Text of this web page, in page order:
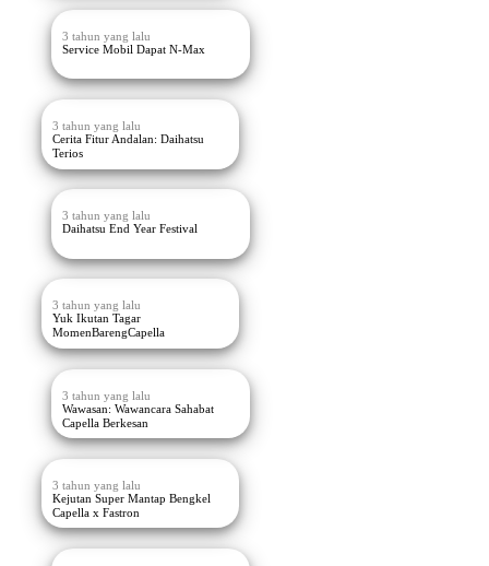
3 tahun yang lalu
Service Mobil Dapat N-Max
3 tahun yang lalu
Cerita Fitur Andalan: Daihatsu
Terios
3 tahun yang lalu
Daihatsu End Year Festival
3 tahun yang lalu
Yuk Ikutan Tagar
MomenBarengCapella
3 tahun yang lalu
Wawasan: Wawancara Sahabat
Capella Berkesan
3 tahun yang lalu
Kejutan Super Mantap Bengkel
Capella x Fastron